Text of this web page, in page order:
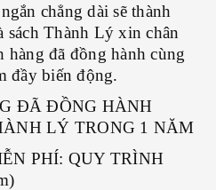
chẳng dài sẽ thành
sách Thành Lý xin chân
hàng đã đồng hành cùng
đầy biến động.
ĐÃ ĐỒNG HÀNH
LÝ TRONG 1 NĂM
PHÍ: QUY TRÌNH